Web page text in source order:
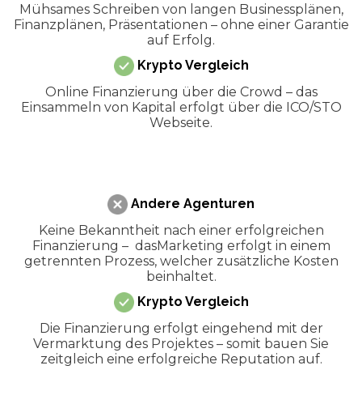
Mühsames Schreiben von langen Businessplänen,
Finanzplänen, Präsentationen – ohne einer Garantie
auf Erfolg.
Krypto Vergleich
Online Finanzierung über die Crowd – das
Einsammeln von Kapital erfolgt über die ICO/STO
Webseite.
Andere Agenturen
Keine Bekanntheit nach einer erfolgreichen
Finanzierung – dasMarketing erfolgt in einem
getrennten Prozess, welcher zusätzliche Kosten
beinhaltet.
Krypto Vergleich
Die Finanzierung erfolgt eingehend mit der
Vermarktung des Projektes – somit bauen Sie
zeitgleich eine erfolgreiche Reputation auf.